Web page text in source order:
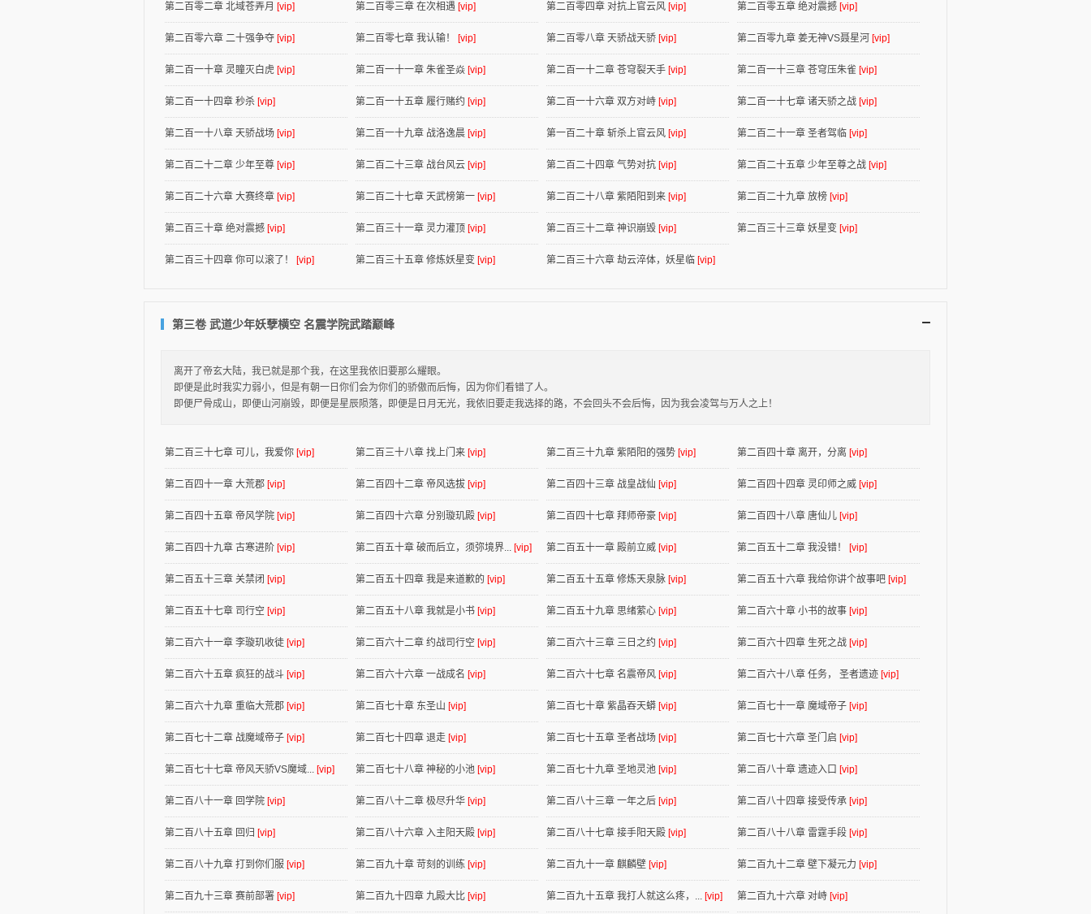
第二百零二章 北域苍弄月 [vip] 第二百零三章 在次相遇 [vip] 第二百零四章 对抗上官云风 [vip] 第二百零五章 绝对震撼 [vip]
第二百零六章 二十强争夺 [vip] 第二百零七章 我认输！ [vip] 第二百零八章 天骄战天骄 [vip] 第二百零九章 姜无神VS聂星河 [vip]
第二百一十章 灵瞳灭白虎 [vip] 第二百一十一章 朱雀圣焱 [vip] 第二百一十二章 苍穹裂天手 [vip] 第二百一十三章 苍穹压朱雀 [vip]
第二百一十四章 秒杀 [vip] 第二百一十五章 履行赌约 [vip] 第二百一十六章 双方对峙 [vip] 第二百一十七章 诸天骄之战 [vip]
第二百一十八章 天骄战场 [vip] 第二百一十九章 战洛逸晨 [vip] 第一百二十章 斩杀上官云风 [vip] 第二百二十一章 圣者驾临 [vip]
第二百二十二章 少年至尊 [vip] 第二百二十三章 战台风云 [vip] 第二百二十四章 气势对抗 [vip] 第二百二十五章 少年至尊之战 [vip]
第二百二十六章 大赛终章 [vip] 第二百二十七章 天武榜第一 [vip] 第二百二十八章 紫陌阳到来 [vip] 第二百二十九章 放榜 [vip]
第二百三十章 绝对震撼 [vip] 第二百三十一章 灵力灌顶 [vip] 第二百三十二章 神识崩毁 [vip] 第二百三十三章 妖星变 [vip]
第二百三十四章 你可以滚了！ [vip] 第二百三十五章 修炼妖星变 [vip] 第二百三十六章 劫云淬体，妖星临 [vip]
第三卷 武道少年妖孽横空 名震学院武踏巅峰
离开了帝玄大陆，我已就是那个我，在这里我依旧要那么耀眼。
即便是此时我实力弱小，但是有朝一日你们会为你们的骄傲而后悔，因为你们看错了人。
即便尸骨成山，即便山河崩毁，即便是星辰陨落，即便是日月无光，我依旧要走我选择的路，不会回头不会后悔，因为我会凌驾与万人之上！
第二百三十七章 可儿，我爱你 [vip] 第二百三十八章 找上门来 [vip] 第二百三十九章 紫陌阳的强势 [vip] 第二百四十章 离开，分离 [vip]
第二百四十一章 大荒郡 [vip] 第二百四十二章 帝风选拔 [vip] 第二百四十三章 战皇战仙 [vip] 第二百四十四章 灵印师之威 [vip]
第二百四十五章 帝风学院 [vip] 第二百四十六章 分别璇玑殿 [vip] 第二百四十七章 拜师帝豪 [vip] 第二百四十八章 唐仙儿 [vip]
第二百四十九章 古寒进阶 [vip] 第二百五十章 破而后立，须弥境界... [vip] 第二百五十一章 殿前立威 [vip] 第二百五十二章 我没错！ [vip]
第二百五十三章 关禁闭 [vip] 第二百五十四章 我是来道歉的 [vip] 第二百五十五章 修炼天泉脉 [vip] 第二百五十六章 我给你讲个故事吧 [vip]
第二百五十七章 司行空 [vip] 第二百五十八章 我就是小书 [vip] 第二百五十九章 思绪萦心 [vip] 第二百六十章 小书的故事 [vip]
第二百六十一章 李璇玑收徒 [vip] 第二百六十二章 约战司行空 [vip] 第二百六十三章 三日之约 [vip] 第二百六十四章 生死之战 [vip]
第二百六十五章 疯狂的战斗 [vip] 第二百六十六章 一战成名 [vip] 第二百六十七章 名震帝风 [vip] 第二百六十八章 任务， 圣者遗迹 [vip]
第二百六十九章 重临大荒郡 [vip] 第二百七十章 东圣山 [vip] 第二百七十章 紫晶吞天蟒 [vip] 第二百七十一章 魔域帝子 [vip]
第二百七十二章 战魔域帝子 [vip] 第二百七十四章 退走 [vip] 第二百七十五章 圣者战场 [vip] 第二百七十六章 圣门启 [vip]
第二百七十七章 帝风天骄VS魔域... [vip] 第二百七十八章 神秘的小池 [vip] 第二百七十九章 圣地灵池 [vip] 第二百八十章 遗迹入口 [vip]
第二百八十一章 回学院 [vip] 第二百八十二章 极尽升华 [vip] 第二百八十三章 一年之后 [vip] 第二百八十四章 接受传承 [vip]
第二百八十五章 回归 [vip] 第二百八十六章 入主阳天殿 [vip] 第二百八十七章 接手阳天殿 [vip] 第二百八十八章 雷霆手段 [vip]
第二百八十九章 打到你们服 [vip] 第二百九十章 苛刻的训练 [vip] 第二百九十一章 麒麟壁 [vip] 第二百九十二章 壁下凝元力 [vip]
第二百九十三章 赛前部署 [vip] 第二百九十四章 九殿大比 [vip] 第二百九十五章 我打人就这么疼，... [vip] 第二百九十六章 对峙 [vip]